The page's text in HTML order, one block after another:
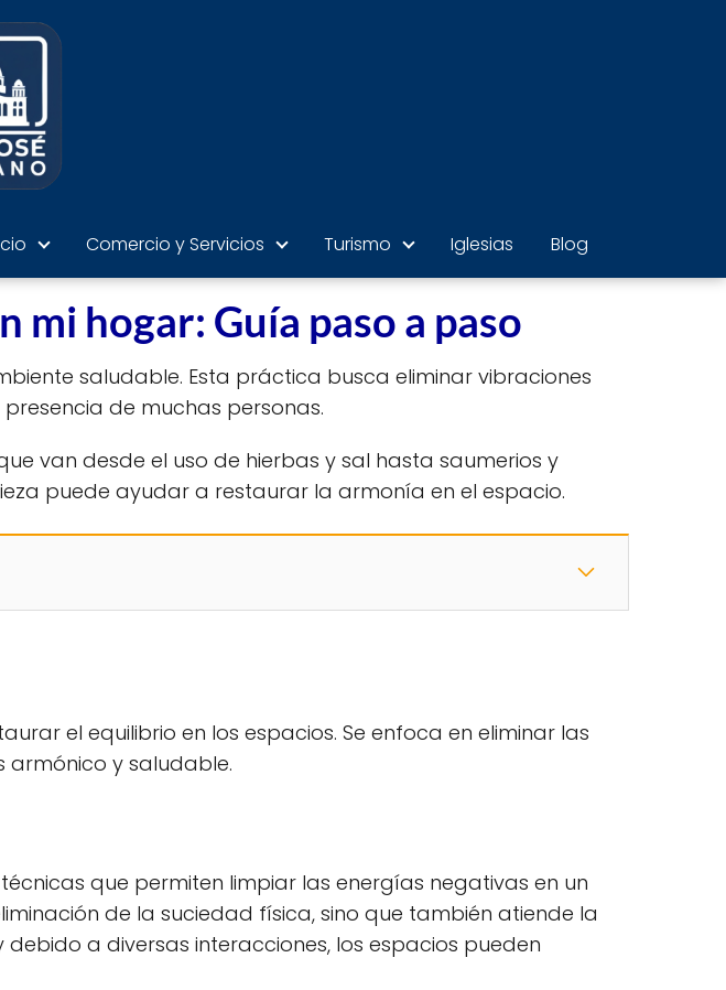
Comercio y Servicios Turismo Iglesias Blog
mi hogar: Guía paso a paso
saludable. Esta práctica busca eliminar vibraciones
de muchas personas.
van desde el uso de hierbas y sal hasta saumerios y
puede ayudar a restaurar la armonía en el espacio.
el equilibrio en los espacios. Se enfoca en eliminar las
y saludable.
que permiten limpiar las energías negativas en un
de la suciedad física, sino que también atiende la
a diversas interacciones, los espacios pueden